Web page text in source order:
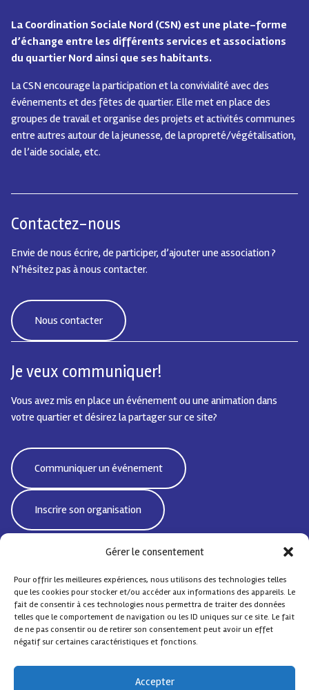
Gérer le consentement
Pour offrir les meilleures expériences, nous utilisons des technologies telles
que les cookies pour stocker et/ou accéder aux informations des appareils. Le
fait de consentir à ces technologies nous permettra de traiter des données
telles que le comportement de navigation ou les ID uniques sur ce site. Le fait
de ne pas consentir ou de retirer son consentement peut avoir un effet
négatif sur certaines caractéristiques et fonctions.
Accepter
La Coordination Sociale Nord (CSN) est une plate-forme
d’échange entre les différents services et associations
du quartier Nord ainsi que ses habitants.
La CSN encourage la participation et la convivialité avec des
événements et des fêtes de quartier. Elle met en place des
groupes de travail et organise des projets et activités communes
entre autres autour de la jeunesse, de la propreté/végétalisation,
de l’aide sociale, etc.
Contactez-nous
Envie de nous écrire, de participer, d’ajouter une association ?
N’hésitez pas à nous contacter.
Nous contacter
Je veux communiquer!
Vous avez mis en place un événement ou une animation dans
votre quartier et désirez la partager sur ce site?
Communiquer un événement
Inscrire son organisation
Bd Emile Jacqmain 95 | 1000 Bruxelles - Belgique
CoordiSocialeBxlNord@protonmail.com
© Coordination Sociale Nord